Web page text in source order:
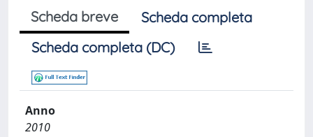
Scheda breve
Scheda completa
Scheda completa (DC)
Anno
2010